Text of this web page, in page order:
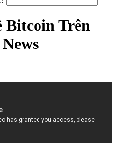
Bitcoin Trên